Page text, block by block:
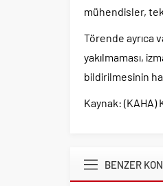
mühendisler,
Törende ayrıca
yakılmaması,
bildirilmesinin
Kaynak: (KAHA)
BENZER